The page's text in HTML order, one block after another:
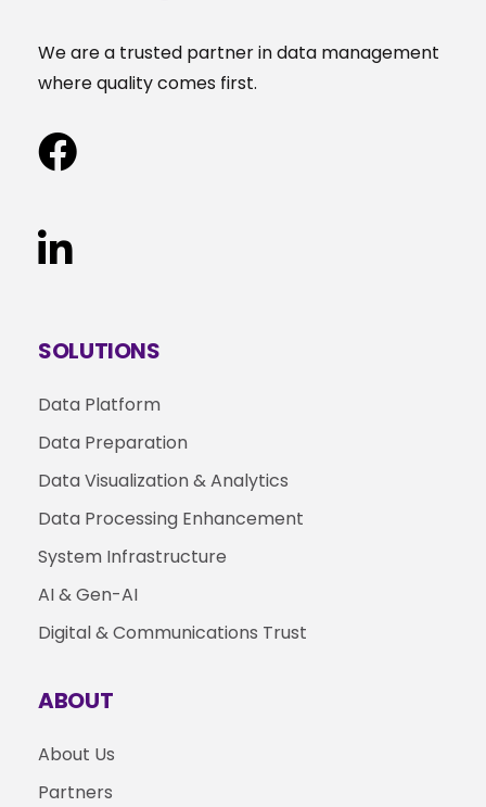
We are a trusted partner in data management
where quality comes first.
SOLUTIONS
Data Platform
Data Preparation
Data Visualization & Analytics
Data Processing Enhancement
System Infrastructure
AI & Gen-AI
Digital & Communications Trust
ABOUT
About Us
Partners